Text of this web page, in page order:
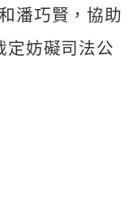
潘巧賢，協助
定妨礙司法公